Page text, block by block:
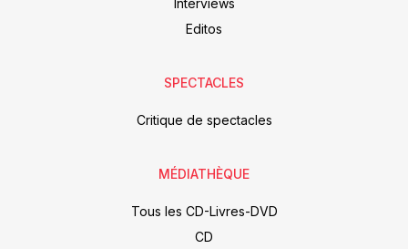
Editos
SPECTACLES
Critique de spectacles
MÉDIATHÈQUE
Tous les CD-Livres-DVD
CD